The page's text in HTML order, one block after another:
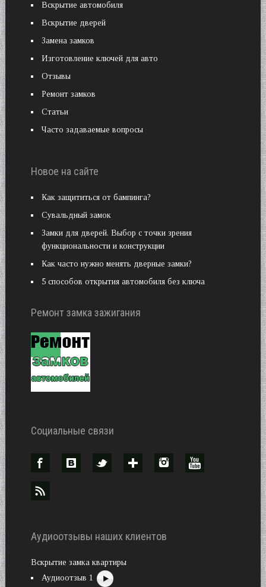
Вскрытие автомобиля
Вскрытие дверей
Замена замков
Изготовление ключей для авто
Отзывы
Ремонт замков
Статьи
Часто задаваемые вопросы
Новое на сайте
Как защититься от бампинга?
Сувальдный замок
Замки для дверей. Выбор с точки зрения
функциональности и конструкции
Как часто нужно менять дверные замки?
5 способов открытия автомобиля без ключа
Ремонт замка зажигания
Социальные связи
Аудиоотзывы наших клиентов
Вскрытие замка квартиры
Аудиоотзыв 1